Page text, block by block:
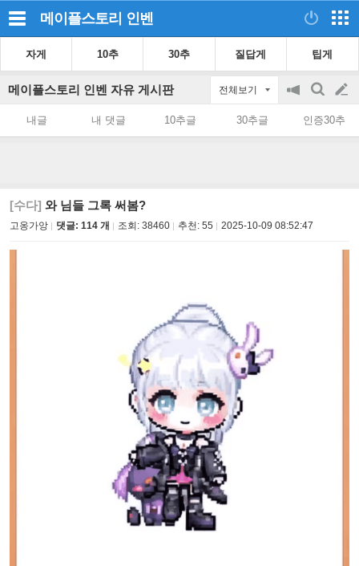
메이플스토리 인벤
자게 10추 30추 질답게 팁게
메이플스토리 인벤 자유 게시판 전체보기
공
on/off
검
색
글
쓰
내글 내 댓글 10추글 30추글 인증30추
[수다] 와 님들 그록 써봄?
고옹가앙 댓글: 114 개 조회: 38460 추천: 55 2025-10-09 08:52:47